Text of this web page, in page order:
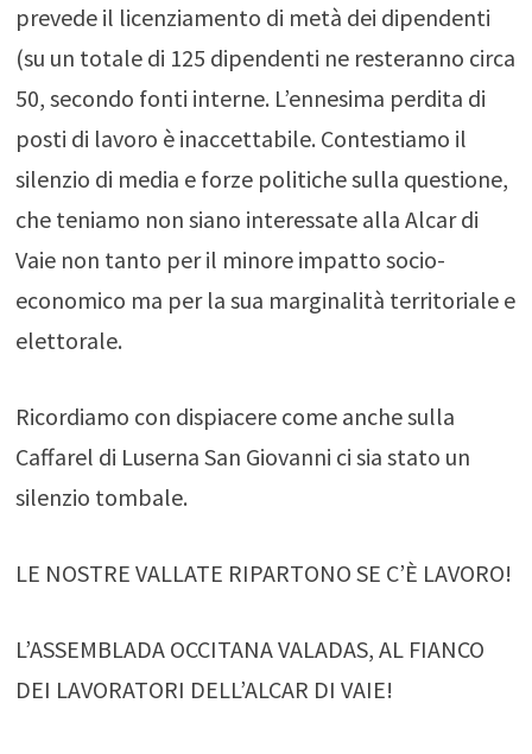
prevede il licenziamento di metà dei dipendenti
(su un totale di 125 dipendenti ne resteranno circa
50, secondo fonti interne. L’ennesima perdita di
posti di lavoro è inaccettabile. Contestiamo il
silenzio di media e forze politiche sulla questione,
che teniamo non siano interessate alla Alcar di
Vaie non tanto per il minore impatto socio-
economico ma per la sua marginalità territoriale e
elettorale.
Ricordiamo con dispiacere come anche sulla
Caffarel di Luserna San Giovanni ci sia stato un
silenzio tombale.
LE NOSTRE VALLATE RIPARTONO SE C’È LAVORO!
L’ASSEMBLADA OCCITANA VALADAS, AL FIANCO
DEI LAVORATORI DELL’ALCAR DI VAIE!